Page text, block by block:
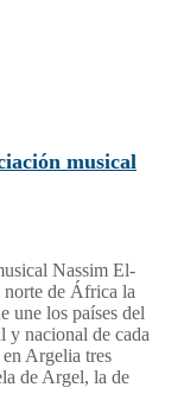
musical
Nassim El-
de África la
une los países del
y nacional de cada
en Argelia tres
de Argel, la de